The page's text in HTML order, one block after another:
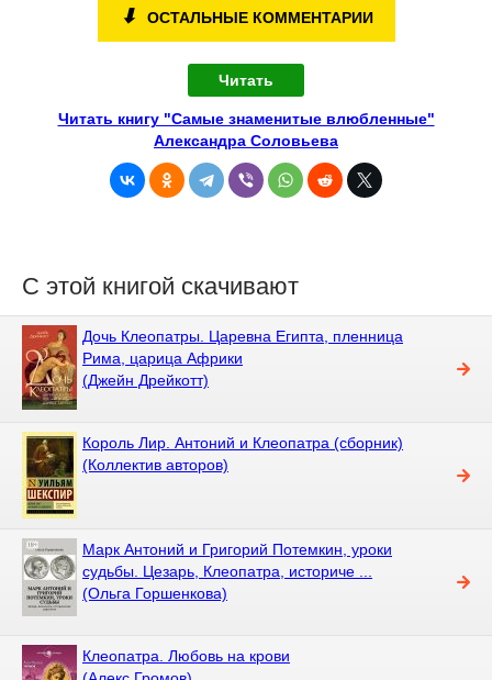
⬇ ОСТАЛЬНЫЕ КОММЕНТАРИИ
Читать
Читать книгу "Самые знаменитые влюбленные"
Александра Соловьева
С этой книгой скачивают
Дочь Клеопатры. Царевна Египта, пленница
Рима, царица Африки
(Джейн Дрейкотт)
Король Лир. Антоний и Клеопатра (сборник)
(Коллектив авторов)
Марк Антоний и Григорий Потемкин, уроки
судьбы. Цезарь, Клеопатра, историче ...
(Ольга Горшенкова)
Клеопатра. Любовь на крови